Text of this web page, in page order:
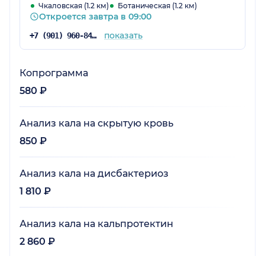
Чкаловская (1.2 км) Ботаническая (1.2 км)
Откроется завтра в 09:00
+7 (901) 960-84-25 показать
Копрограмма
580 ₽
Анализ кала на скрытую кровь
850 ₽
Анализ кала на дисбактериоз
1 810 ₽
Анализ кала на кальпротектин
2 860 ₽